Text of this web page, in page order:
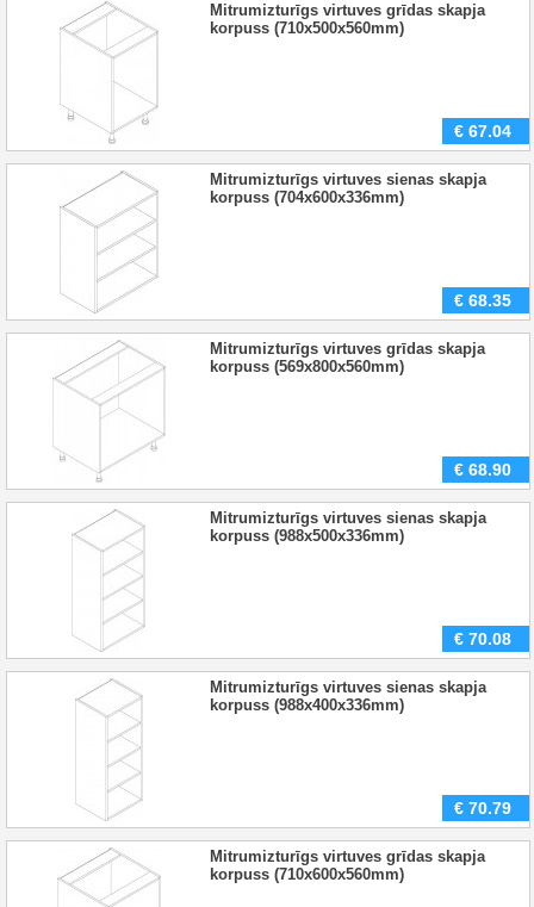
Mitrumizturīgs virtuves grīdas skapja
korpuss (710x500x560mm)
€ 67.04
Mitrumizturīgs virtuves sienas skapja
korpuss (704x600x336mm)
€ 68.35
Mitrumizturīgs virtuves grīdas skapja
korpuss (569x800x560mm)
€ 68.90
Mitrumizturīgs virtuves sienas skapja
korpuss (988x500x336mm)
€ 70.08
Mitrumizturīgs virtuves sienas skapja
korpuss (988x400x336mm)
€ 70.79
Mitrumizturīgs virtuves grīdas skapja
korpuss (710x600x560mm)